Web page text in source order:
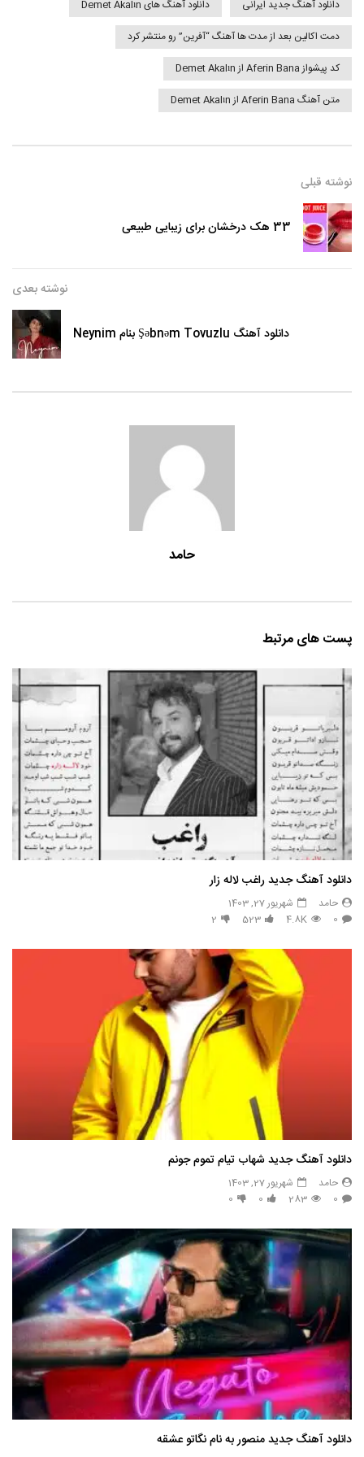
دانلود آهنگ جدید ایرانی
دانلود آهنگ های Demet Akalın
دمت اکالین بعد از مدت ها آهنگ “آفرین” رو منتشر کرد
کد پیشواز Aferin Bana از Demet Akalın
متن آهنگ Aferin Bana از Demet Akalın
نوشته قبلی
33 هک درخشان برای زیبایی طبیعی
نوشته بعدی
دانلود آهنگ Şəbnəm Tovuzlu بنام Neynim
حامد
پست های مرتبط
دانلود آهنگ جدید راغب لاله زار
حامد
شهریور 27, 1403
0
4.8K
523
2
دانلود آهنگ جدید شهاب تیام تموم جونم
حامد
شهریور 27, 1403
0
283
0
0
دانلود آهنگ جدید منصور به نام نگاتو عشقه